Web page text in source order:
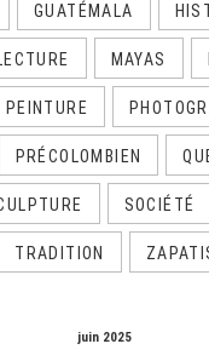
GUATÉMALA
MAYAS
PEINTURE
PRÉCOLOMBIEN
SOCIÉTÉ
TRADITION
juin 2025